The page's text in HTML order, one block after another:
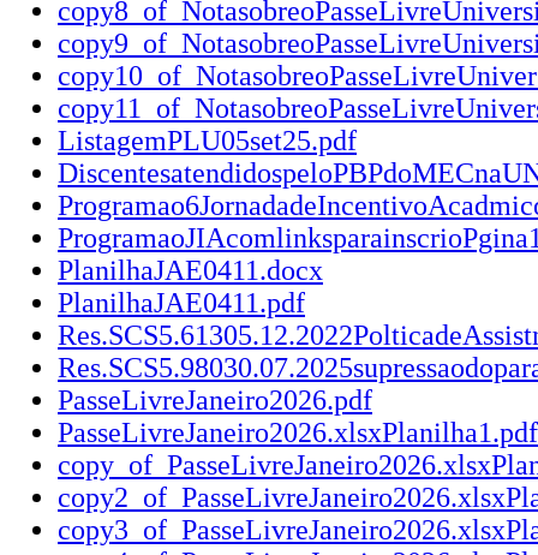
ListagemPLU05set25.pdf
PlanilhaJAE0411.docx
PlanilhaJAE0411.pdf
PasseLivreJaneiro2026.pdf
PasseLivreJaneiro2026.xlsxPlanilha1.pdf